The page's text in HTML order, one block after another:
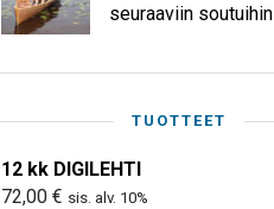
seuraaviin soutuihin
TUOTTEET
12 kk DIGILEHTI
72,00 € sis. alv. 10%